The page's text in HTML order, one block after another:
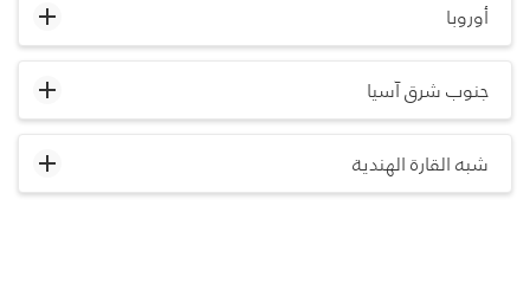
أوروبا
جنوب شرق آسيا
شبه القارة الهندية